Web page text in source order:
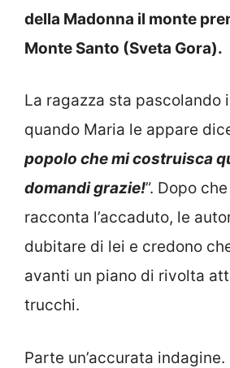
della Madonna il monte
Monte Santo (Sveta Gora).
La ragazza sta pascolando
quando Maria le appare
popolo che mi costruisca
domandi grazie!”. Dopo
racconta l’accaduto, le
dubitare di lei e credono
avanti un piano di rivolta
trucchi.
Parte un’accurata